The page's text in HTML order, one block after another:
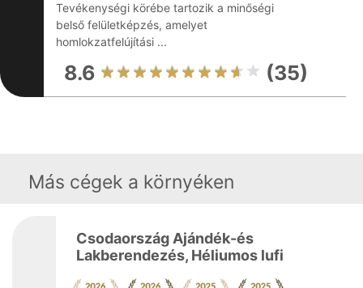
Tevékenységi körébe tartozik a minőségi
belső felületképzés, amelyet
homlokzatfelújítási ...
8.6 (35)
Más cégek a környéken
Csodaország Ajándék-és
Lakberendezés, Héliumos lufi